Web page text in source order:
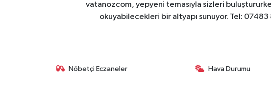
vatanozcom, yepyeni temasıyla sizleri
okuyabilecekleri bir altyapı sunuyor. Tel:
Nöbetçi Eczaneler Hava Durumu